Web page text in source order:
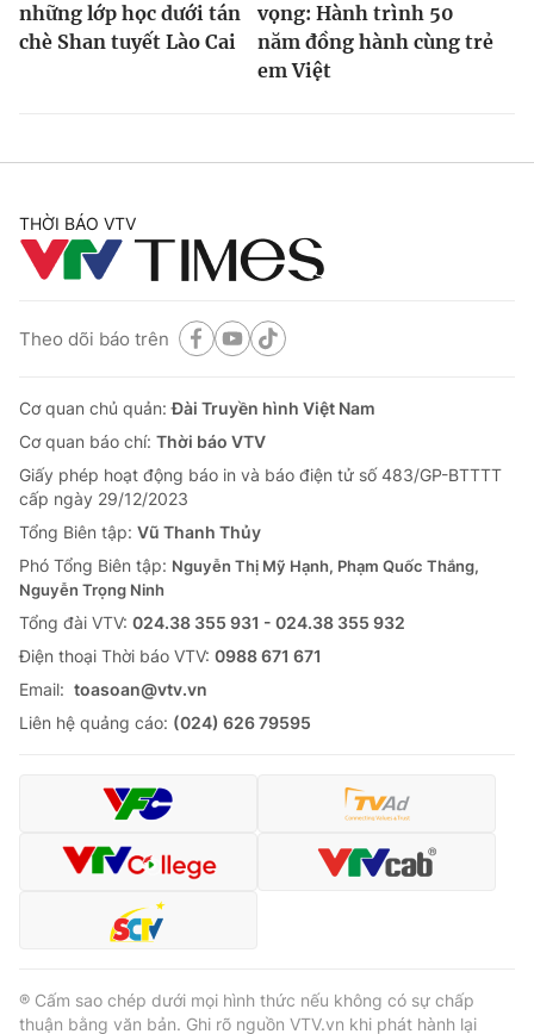
những lớp học dưới tán
chè Shan tuyết Lào Cai
vọng: Hành trình 50
năm đồng hành cùng trẻ
em Việt
THỜI BÁO VTV
Theo dõi báo trên
Cơ quan chủ quản:Đài Truyền hình Việt Nam
Cơ quan báo chí: Thời báo VTV
Giấy phép hoạt động báo in và báo điện tử số 483/GP-BTTTT
cấp ngày 29/12/2023
Tổng Biên tập: Vũ Thanh Thủy
Phó Tổng Biên tập: Nguyễn Thị Mỹ Hạnh, Phạm Quốc Thắng,
Nguyễn Trọng Ninh
Tổng đài VTV: 024.38 355 931 - 024.38 355 932
Ðiện thoại Thời báo VTV: 0988 671 671
Email: toasoan@vtv.vn
Liên hệ quảng cáo: (024) 626 79595
® Cấm sao chép dưới mọi hình thức nếu không có sự chấp
thuận bằng văn bản. Ghi rõ nguồn VTV.vn khi phát hành lại